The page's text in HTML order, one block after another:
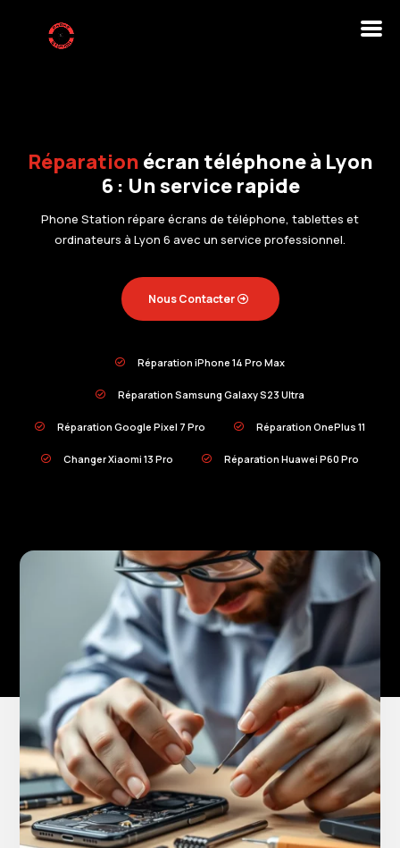
Réparation écran téléphone à Lyon
6 : Un service rapide
Phone Station répare écrans de téléphone, tablettes et
ordinateurs à Lyon 6 avec un service professionnel.
Nous Contacter
 Réparation iPhone 14 Pro Max
 Réparation Samsung Galaxy S23 Ultra
 Réparation Google Pixel 7 Pro  Réparation OnePlus 11
 Changer Xiaomi 13 Pro  Réparation Huawei P60 Pro